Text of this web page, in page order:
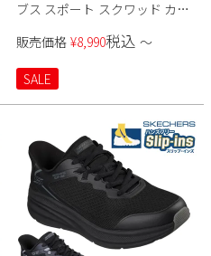
ブス スポート スクワッド カオ
メンズ
販売価格 ¥8,990税込 〜
SALE